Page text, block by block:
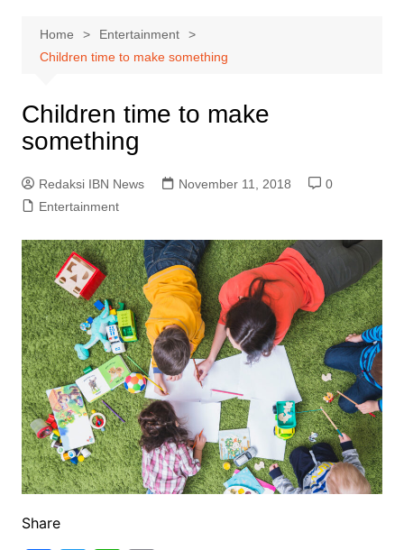
Home
Entertainment
Children time to make something
Children time to make
something
Redaksi IBN News November 11, 2018
0
Entertainment
Share